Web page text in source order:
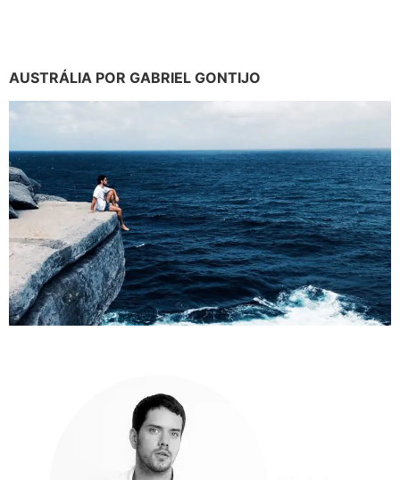
AUSTRÁLIA POR GABRIEL GONTIJO